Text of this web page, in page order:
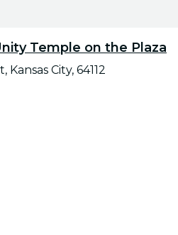
Temple on the Plaza
City, 64112